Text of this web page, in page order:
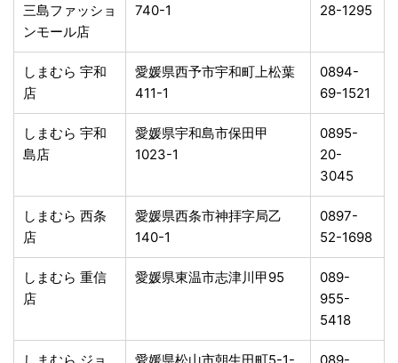
三島ファッショ
ンモール店
740-1
28-1295
しまむら 宇和
店
愛媛県西予市宇和町上松葉
411-1
0894-
69-1521
しまむら 宇和
島店
愛媛県宇和島市保田甲
1023-1
0895-
20-
3045
しまむら 西条
店
愛媛県西条市神拝字局乙
140-1
0897-
52-1698
しまむら 重信
店
愛媛県東温市志津川甲95
089-
955-
5418
しまむら ジョ 愛媛県松山市朝生田町5-1- 089-